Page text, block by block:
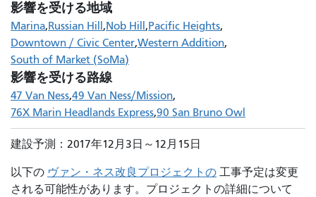
影響を受ける地域
Marina Russian Hill Nob Hill
Pacific Heights
Downtown / Civic Center Western Addition
South of Market (SoMa)
影響を受ける路線
47 Van Ness 49 Van Ness/Mission
76X Marin Headlands Express 90 San Bruno Owl
建設予測：2017年12月3日～12月15日
以下の ヴァン・ネス改良プロジェクトの 工事予定は変更
される可能性があります。プロジェクトの詳細について